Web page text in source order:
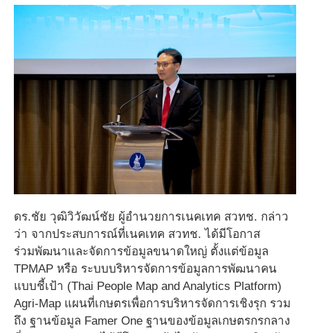
ดร.ชัย วุฒิวิวัฒน์ชัย ผู้อำนวยการเนคเทค สวทช. กล่าว
ว่า จากประสบการณ์ที่เนคเทค สวทช. ได้มีโอกาส
ร่วมพัฒนาและจัดการข้อมูลขนาดใหญ่ ตั้งแต่ข้อมูล
TPMAP หรือ ระบบบริหารจัดการข้อมูลการพัฒนาคน
แบบชี้เป้า (Thai People Map and Analytics Platform)
Agri-Map แผนที่เกษตรเพื่อการบริหารจัดการเชิงรุก รวม
ถึง ฐานข้อมูล Famer One ฐานของข้อมูลเกษตรกรกลาง